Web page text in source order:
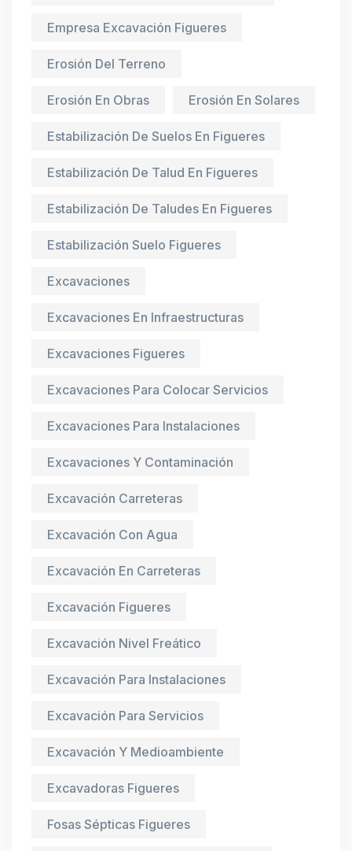
Empresa Excavación Figueres
Erosión Del Terreno
Erosión En Obras Erosión En Solares
Estabilización De Suelos En Figueres
Estabilización De Talud En Figueres
Estabilización De Taludes En Figueres
Estabilización Suelo Figueres
Excavaciones
Excavaciones En Infraestructuras
Excavaciones Figueres
Excavaciones Para Colocar Servicios
Excavaciones Para Instalaciones
Excavaciones Y Contaminación
Excavación Carreteras
Excavación Con Agua
Excavación En Carreteras
Excavación Figueres
Excavación Nivel Freático
Excavación Para Instalaciones
Excavación Para Servicios
Excavación Y Medioambiente
Excavadoras Figueres
Fosas Sépticas Figueres